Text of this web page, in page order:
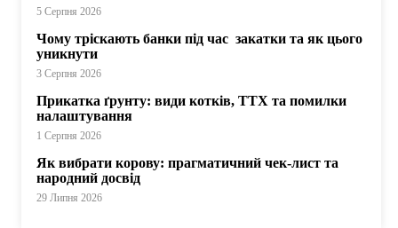
5 Серпня 2026
Чому тріскають банки під час закатки та як цього
уникнути
3 Серпня 2026
Прикатка ґрунту: види котків, ТТХ та помилки
налаштування
1 Серпня 2026
Як вибрати корову: прагматичний чек-лист та
народний досвід
29 Липня 2026